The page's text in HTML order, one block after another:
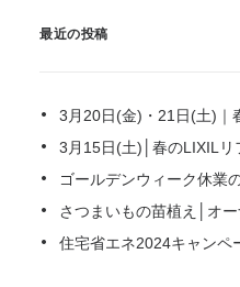
最近の投稿
3月20日(金)・21日(土)｜
3月15日(土)│春のLIXILリ
ゴールデンウィーク休業
さつまいもの苗植え│オ
住宅省エネ2024キャンペ